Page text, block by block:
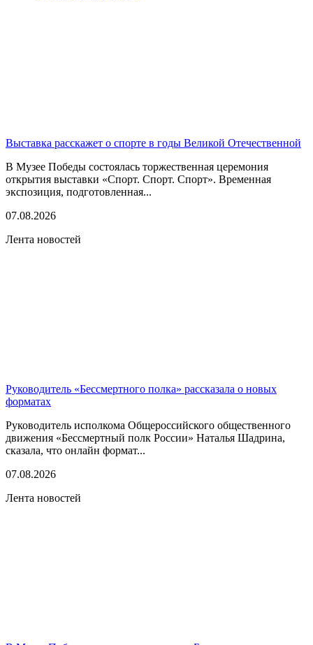
Выставка расскажет о спорте в годы Великой Отечественной
В Музее Победы состоялась торжественная церемония
открытия выставки «Спорт. Спорт. Спорт». Временная
экспозиция, подготовленная...
07.08.2026
Лента новостей
Руководитель «Бессмертного полка» рассказала о новых
форматах
Руководитель исполкома Общероссийского общественного
движения «Бессмертный полк России» Наталья Шадрина,
сказала, что онлайн формат...
07.08.2026
Лента новостей